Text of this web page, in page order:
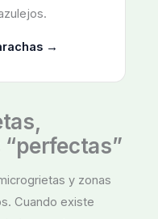
→
y zonas
Cuando existe